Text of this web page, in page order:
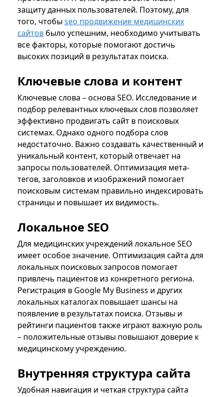
защиту данных пользователей. Поэтому, для
того, чтобыseo продвижение медицинских
сайтов было успешним, необходимо учитывать
все факторы, которые помогают достичь
высоких позиций в результатах поиска.
Ключевые слова и контент
Ключевые слова – основа SEO. Исследование и
подбор релевантных ключевых слов позволяет
эффективно продвигать сайт в поисковых
системах. Однако одного подбора слов
недостаточно. Важно создавать качественный и
уникальный контент, который отвечает на
запросы пользователей. Оптимизация мета-
тегов, заголовков и изображений помогает
поисковым системам правильно индексировать
страницы и повышает их видимость.
Локальное SEO
Для медицинских учреждений локальное SEO
имеет особое значение. Оптимизация сайта для
локальных поисковых запросов помогает
привлечь пациентов из конкретного региона.
Регистрация в Google My Business и других
локальных каталогах повышает шансы на
появление в результатах поиска. Отзывы и
рейтинги пациентов также играют важную роль
– положительные отзывы повышают доверие к
медицинскому учреждению.
Внутренняя структура сайта
Удобная навигация и четкая структура сайта